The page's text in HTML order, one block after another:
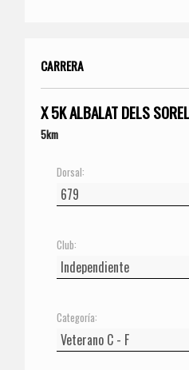
CARRERA
X 5K ALBALAT DELS
5km
Dorsal:
Club:
Categoría: